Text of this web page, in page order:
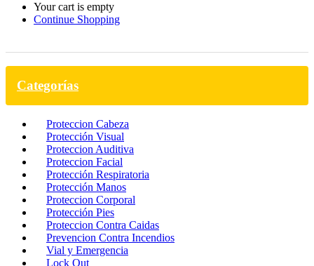
Your cart is empty
Continue Shopping
Categorías
Proteccion Cabeza
Protección Visual
Proteccion Auditiva
Proteccion Facial
Protección Respiratoria
Protección Manos
Proteccion Corporal
Protección Pies
Proteccion Contra Caidas
Prevencion Contra Incendios
Vial y Emergencia
Lock Out